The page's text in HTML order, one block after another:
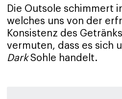
Die Outsole schimmert
welches uns von der
Konsistenz des
vermuten, dass es sich
DarkSohle handelt.